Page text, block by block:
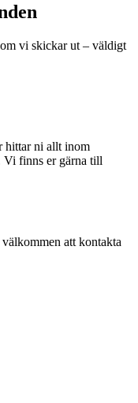
vi skickar ut – väldigt
hittar ni allt inom
Vi finns er gärna till
att kontakta